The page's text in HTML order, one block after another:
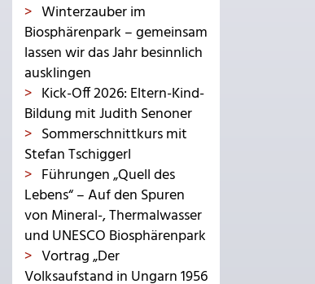
Winterzauber im
Biosphärenpark – gemeinsam
lassen wir das Jahr besinnlich
ausklingen
Kick-Off 2026: Eltern-Kind-
Bildung mit Judith Senoner
Sommerschnittkurs mit
Stefan Tschiggerl
Führungen „Quell des
Lebens“ – Auf den Spuren
von Mineral-, Thermalwasser
und UNESCO Biosphärenpark
Vortrag „Der
Volksaufstand in Ungarn 1956